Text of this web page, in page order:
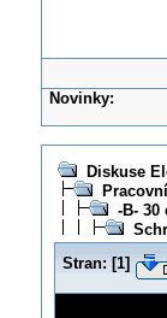
Novinky:
Diskuse
-B-
Stran: [1]